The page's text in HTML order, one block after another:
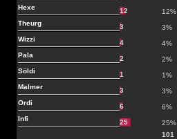
Hexe
12
12%
Theurg
3
3%
Wizzi
4
4%
Pala
2
2%
Söldi
1
1%
Malmer
3
3%
Ordi
6
6%
Infi
25
25%
101